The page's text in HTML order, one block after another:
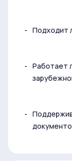
Подходит
Работает